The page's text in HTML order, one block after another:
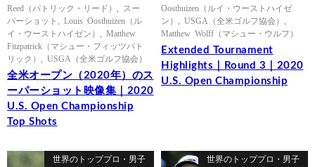
Reed（パトリック・リード）
スー
パーショット
Louis Oosthuizen（ル
イ・ウーストハイゼン）
Matthew
Fitzpatrick（マシュー・フィッツパト
リック）
USGA（全米ゴルフ協会）
全米オープン（2020年）のス
ーパーショット映像集｜2020
U.S. Open Championship
Top Shots
Oosthuizen（ルイ・ウーストハイゼ
ン）
USGA（全米ゴルフ協会）
Matthew Wolff（マシュー・ウルフ）
Extended Tournament
Highlights｜Round 3｜2020
U.S. Open Championship
世界のトッププロ・男子 世界のトッププロ・男子